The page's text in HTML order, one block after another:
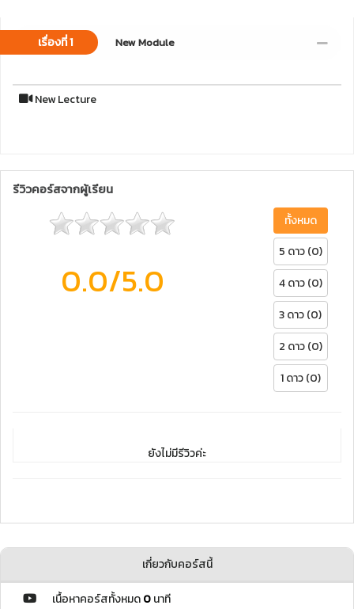
เรื่องที่ 1 New Module
New Lecture
รีวิวคอร์สจากผู้เรียน
0.0/5.0
ทั้งหมด
5 ดาว (0)
4 ดาว (0)
3 ดาว (0)
2 ดาว (0)
1 ดาว (0)
ยังไม่มีรีวิวค่ะ
เกี่ยวกับคอร์สนี้
เนื้อหาคอร์สทั้งหมด0นาที